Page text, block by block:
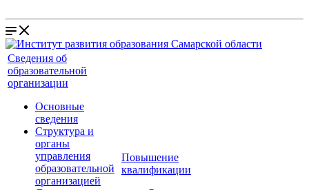
Сведения об
образовательной
организации
Основные
сведения
Структура и
органы
управления
образовательной
организацией
Повышение
квалификации